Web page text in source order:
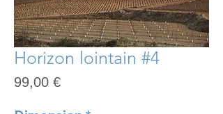
Horizon lointain #4
99,00 €Prix